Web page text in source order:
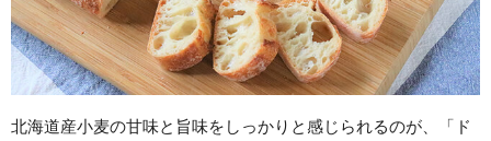
北海道産小麦の甘味と旨味をしっかりと感じられるのが、「ド